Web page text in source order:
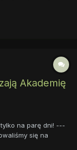
Powitajcie więc
Pra...
Akademię
na parę dni! ---
się na